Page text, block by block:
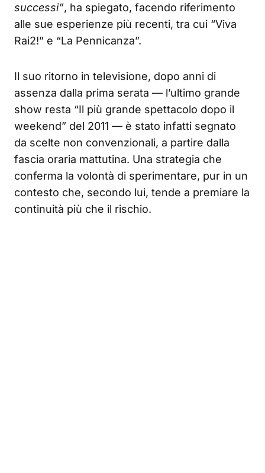
successi”, ha spiegato, facendo riferimento
alle sue esperienze più recenti, tra cui “Viva
Rai2!” e “La Pennicanza”.
Il suo ritorno in televisione, dopo anni di
assenza dalla prima serata — l’ultimo grande
show resta “Il più grande spettacolo dopo il
weekend” del 2011 — è stato infatti segnato
da scelte non convenzionali, a partire dalla
fascia oraria mattutina. Una strategia che
conferma la volontà di sperimentare, pur in un
contesto che, secondo lui, tende a premiare la
continuità più che il rischio.